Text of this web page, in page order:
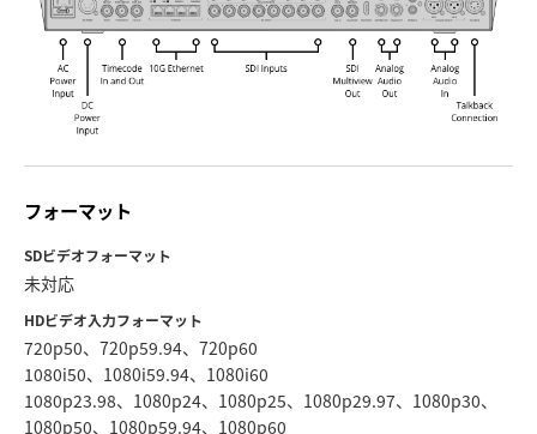
フォーマット
SDビデオフォーマット
未対応
HDビデオ入力フォーマット
720p50、720p59.94、720p60
1080i50、1080i59.94、1080i60
1080p23.98、1080p24、1080p25、1080p29.97、1080p30、
1080p50、1080p59.94、1080p60